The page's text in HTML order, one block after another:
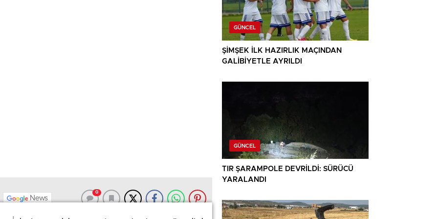
News
0
GÜNCEL
ŞİMŞEK İLK HAZIRLIK MAÇINDAN
GALİBİYETLE AYRILDI
GÜNCEL
TIR ŞARAMPOLE DEVRİLDİ: SÜRÜCÜ
YARALANDI